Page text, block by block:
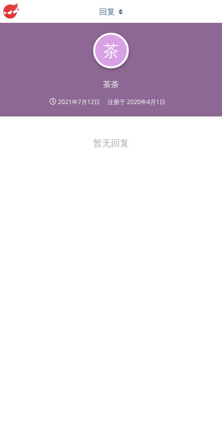
茶
茶荼
2021年7月12日 注册于2020年4月1日
回复
暂无回复